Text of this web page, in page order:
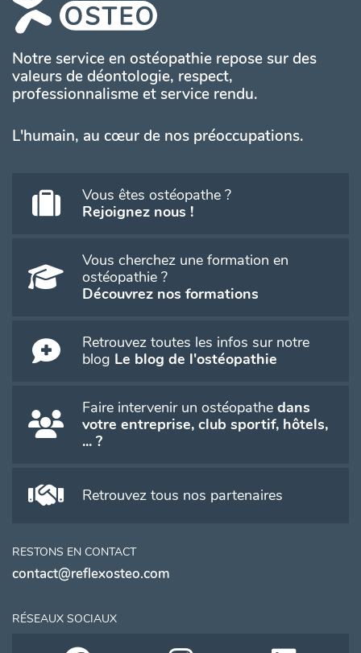
Notre service en ostéopathie repose sur des
valeurs de déontologie, respect,
professionnalisme et service rendu.
L'humain, au cœur de nos préoccupations.
Vous êtes ostéopathe ?
Rejoignez nous !
Vous cherchez une formation en
ostéopathie ?
Découvrez nos formations
Retrouvez toutes les infos sur notre
blog Le blog de l'ostéopathie
Faire intervenir un ostéopathe dans
votre entreprise, club sportif, hôtels,
... ?
Retrouvez tous nos partenaires
RESTONS EN CONTACT
contact@reflexosteo.com
RÉSEAUX SOCIAUX